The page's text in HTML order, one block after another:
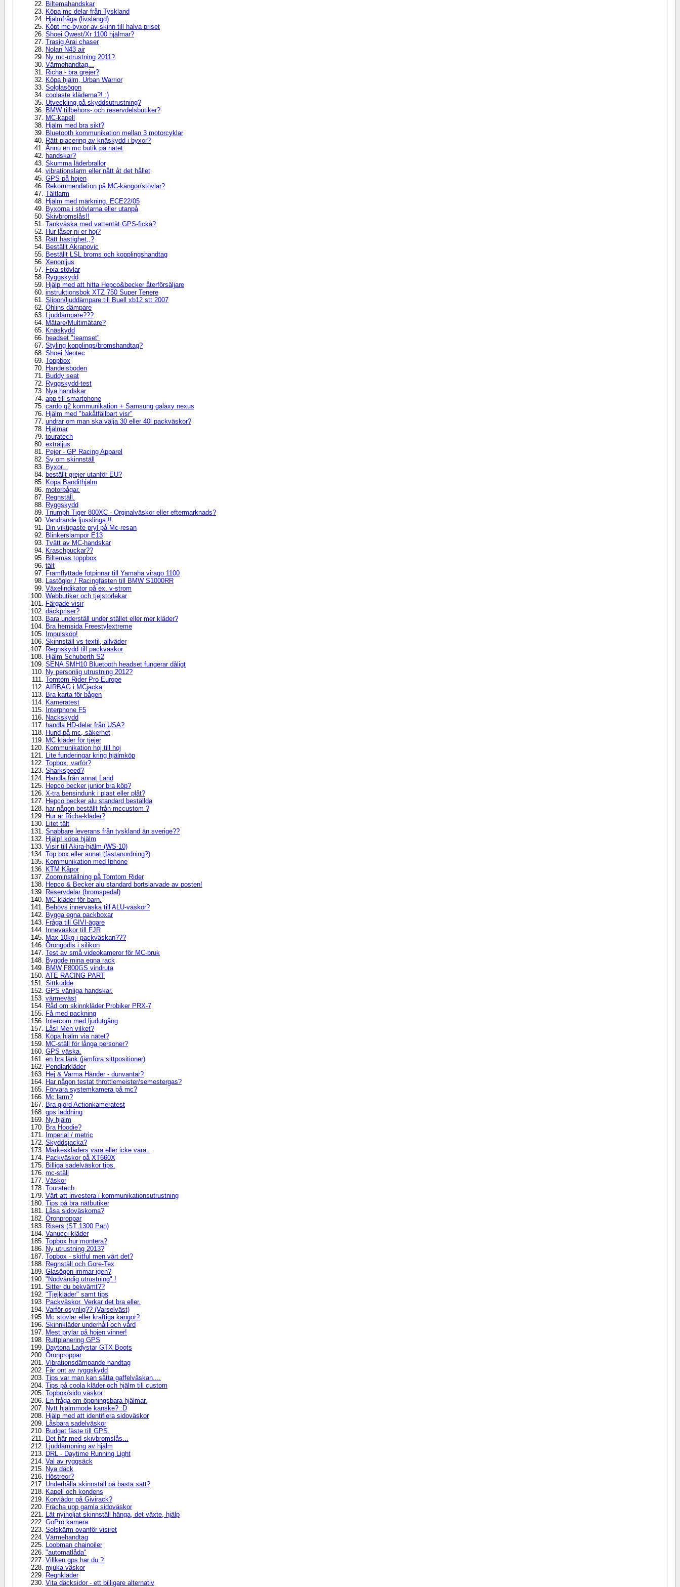
Biltemahandskar
Köpa mc delar från Tyskland
Hjälmfråga (livslängd)
Köpt mc-byxor av skinn till halva priset
Shoei Qwest/Xr 1100 hjälmar?
Trasig Arai chaser
Nolan N43 air
Ny mc-utrustning 2011?
Värmehandtag...
Richa - bra grejer?
Köpa hjälm, Urban Warrior
Solglasögon
coolaste kläderna?! :)
Utveckling på skyddsutrustning?
BMW tillbehörs- och reservdelsbutiker?
MC-kapell
Hjälm med bra sikt?
Bluetooth kommunikation mellan 3 motorcyklar
Rätt placering av knäskydd i byxor?
Ännu en mc butik på nätet
handskar?
Skumma läderbrallor
vibrationslarm eller nått åt det hållet
GPS på hojen
Rekommendation på MC-kängor/stövlar?
Tältlarm
Hjälm med märkning. ECE22/05
Byxorna i stövlarna eller utanpå
Skivbromslås!!
Tankväska med vattentät GPS-ficka?
Hur låser ni er hoj?
Rätt hastighet,,?
Beställt Akrapovic
Beställt LSL broms och kopplingshandtag
Xenonljus
Fixa stövlar
Ryggskydd
Hjälp med att hitta Hepco&becker återförsäljare
instruktionsbok XTZ 750 Super Tenere
Slipon/ljuddämpare till Buell xb12 stt 2007
Öhlins dämpare
Ljuddämpare???
Mätare/Multimätare?
Knäskydd
headset "teamset"
Styling kopplings/bromshandtag?
Shoei Neotec
Toppbox
Handelsboden
Buddy seat
Ryggskydd-test
Nya handskar
app till smartphone
cardo q2 kommunikation + Samsung galaxy nexus
Hjälm med "bakåtfällbart visr"
undrar om man ska välja 30 eller 40l packväskor?
Hjälmar
touratech
extraljus
Pejer - GP Racing Apparel
Sy om skinnställ
Byxor...
beställt grejer utanför EU?
Köpa Bandithjälm
motorbågar.
Regnställ.
Ryggskydd
Triumph Tiger 800XC - Orginalväskor eller eftermarknads?
Vandrande ljusslinga !!
Din viktigaste pryl på Mc-resan
Blinkerslampor E13
Tvätt av MC-handskar
Kraschpuckar??
Biltemas toppbox
tält
Framflyttade fotpinnar till Yamaha virago 1100
Lastöglor / Racingfästen till BMW S1000RR
Växelindikator på ex. v-strom
Webbutiker och tjejstorlekar
Färgade visir
däckpriser?
Bara underställ under stället eller mer kläder?
Bra hemsida Freestylextreme
Impulsköp!
Skinnställ vs textil, allväder
Regnskydd till packväskor
Hjälm Schuberth S2
SENA SMH10 Bluetooth headset fungerar dåligt
Ny personlig utrustning 2012?
Tomtom Rider Pro Europe
AIRBAG i MCjacka
Bra karta för bågen
Kameratest
Interphone F5
Nackskydd
handla HD-delar från USA?
Hund på mc, säkerhet
MC kläder för tjejer
Kommunikation hoj till hoj
Lite funderingar kring hjälmköp
Topbox, varför?
Sharkspeed?
Handla från annat Land
Hepco becker junior bra köp?
X-tra bensindunk i plast eller plåt?
Hepco becker alu standard beställda
har någon beställt från mccustom ?
Hur är Richa-kläder?
Litet tält
Snabbare leverans från tyskland än sverige??
Hjälp! köpa hjälm
Visir till Akira-hjälm (WS-10)
Top box eller annat (fästanordning?)
Kommunikation med Iphone
KTM Kåpor
Zoominställning på Tomtom Rider
Hepco & Becker alu standard bortslarvade av posten!
Reservdelar (bromspedal)
MC-kläder för barn.
Behövs innerväska till ALU-väskor?
Bygga egna packboxar
Fråga till GIVI-ägare
Inneväskor till FJR
Max 10kg i packväskan???
Örongodis i silikon
Test av små videokameror för MC-bruk
Byggde mina egna rack
BMW F800GS vindruta
ATE RACING PART
Sittkudde
GPS vänliga handskar.
värmeväst
Råd om skinnkläder Probiker PRX-7
Få med packning
Intercom med ljudutgång
Lås! Men vilket?
Köpa hjälm via nätet?
MC-ställ för långa personer?
GPS väska.
en bra länk (jämföra sittpositioner)
Pendlarkläder
Hej & Varma Händer - dunvantar?
Har någon testat throttlemeister/semestergas?
Förvara systemkamera på mc?
Mc larm?
Bra gjord Actionkameratest
gps laddning
Ny hjälm
Bra Hoodie?
Imperial / metric
Skyddsjacka?
Märkeskläders vara eller icke vara..
Packväskor på XT660X
Billiga sadelväskor tips.
mc-ställ
Väskor
Touratech
Värt att investera i kommunikationsutrustning
Tips på bra nätbutiker
Låsa sidoväskorna?
Öronproppar
Risers (ST 1300 Pan)
Vanucci-kläder
Topbox hur montera?
Ny utrustning 2013?
Topbox - skitful men värt det?
Regnställ och Gore-Tex
Glasögon immar igen?
"Nödvändig utrustning" !
Sitter du bekvämt??
"Tjejkläder" samt tips
Packväskor. Verkar det bra eller.
Varför osynlig?? (Varselväst)
Mc stövlar eller kraftiga kängor?
Skinnkläder underhåll och vård
Mest prylar på hojen vinner!
Ruttplanering GPS
Daytona Ladystar GTX Boots
Öronproppar
Vibrationsdämpande handtag
Får ont av ryggskydd
Tips var man kan sätta gaffelväskan....
Tips på coola kläder och hjälm till custom
Topbox/sido väskor
En fråga om öppningsbara hjälmar.
Nytt hjälmmode kanske? :D
Hjälp med att identifiera sidoväskor
Låsbara sadelväskor
Budget fäste till GPS.
Det här med skivbromslås...
Ljuddämpning av hjälm
DRL - Daytime Running Light
Val av ryggsäck
Nya däck
Höstreor?
Underhålla skinnställ på bästa sätt?
Kapell och kondens
Korvlådor på Givirack?
Frächa upp gamla sidoväskor
Lät nyinoljat skinnställ hänga, det växte, hjälp
GoPro kamera
Solskärm ovanför visiret
Värmehandtag
Loobman chainoiler
"automatlåda"
Villken gps har du ?
mjuka väskor
Regnkläder
Vita däcksidor - ett billigare alternativ